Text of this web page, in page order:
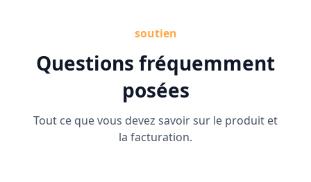
soutien
Questions fréquemment
posées
Tout ce que vous devez savoir sur le produit et
la facturation.